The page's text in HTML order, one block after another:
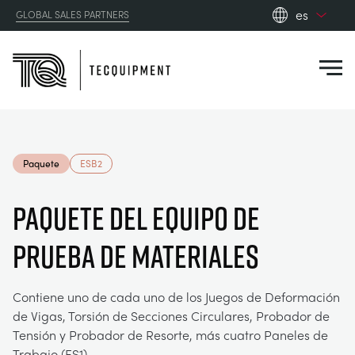
GLOBAL SALES PARTNERS
es
ENERGÍA SOLAR
INGENIERÍA DE CONTROL
OPTICAL EXTENSOMETRY
AEROESPACIAL
AGRICULTURA
AUTOMOTRIZ
RESOURCES
DOWNLOADS
BLOG
ABOUT US
CONTACT US
Paquete ESB2
PAQUETE DEL EQUIPO DE
PRUEBA DE MATERIALES
Contiene uno de cada uno de los Juegos de Deformación
de Vigas, Torsión de Secciones Circulares, Probador de
Tensión y Probador de Resorte, más cuatro Paneles de